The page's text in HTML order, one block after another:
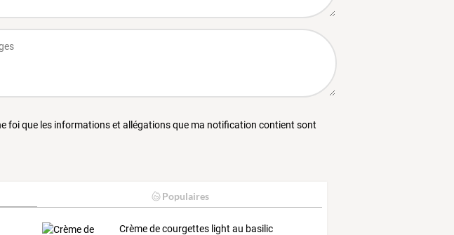
foi que les informations et allégations que ma notification contient sont
Populaires
Crème de courgettes light au basilic